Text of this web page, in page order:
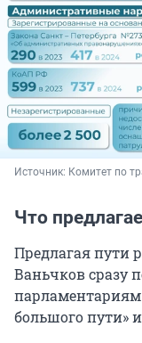
Источник: Комитет по
Что
Предлагая пути
Ваньчков сразу
большого пути»